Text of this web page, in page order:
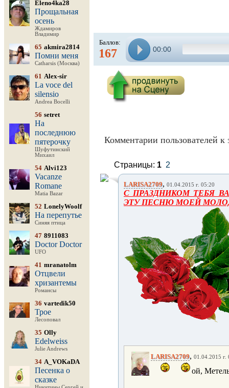
Eleno4ka28
Прощальная
осень
Ждамиров
Владимир
65 akmira2814
Помни меня
Catharsis (Москва)
61 Alex-sir
La voce del
silensio
Andrea Bocelli
56 setret
На
последнюю
пятерочку
Шуфутинский
Михаил
54 Alvi123
Vacanze
Romane
Matia Bazar
52 LonelyWoolf
На перепутье
Синяя птица
47 8911083
Doctor Doctor
UFO
41 mranatolm
Отцвели
хризантемы
Романсы
36 vartedik50
Трое
Лесоповал
35 Olly
Edelweiss
Julie Andrews
34 A_VOKaDA
Песенка о
сказке
Баллов:
167 00:00
Комментарии пользователей к
Страницы: 1 2
LARISA2709, 01.04.2015 г. 05:20
С ПРАЗДНИКОМ ТЕБЯ
ЭТУ ПЕСНЮ МОЕЙ
LARISA2709, 01.04.2015 г.
ой,